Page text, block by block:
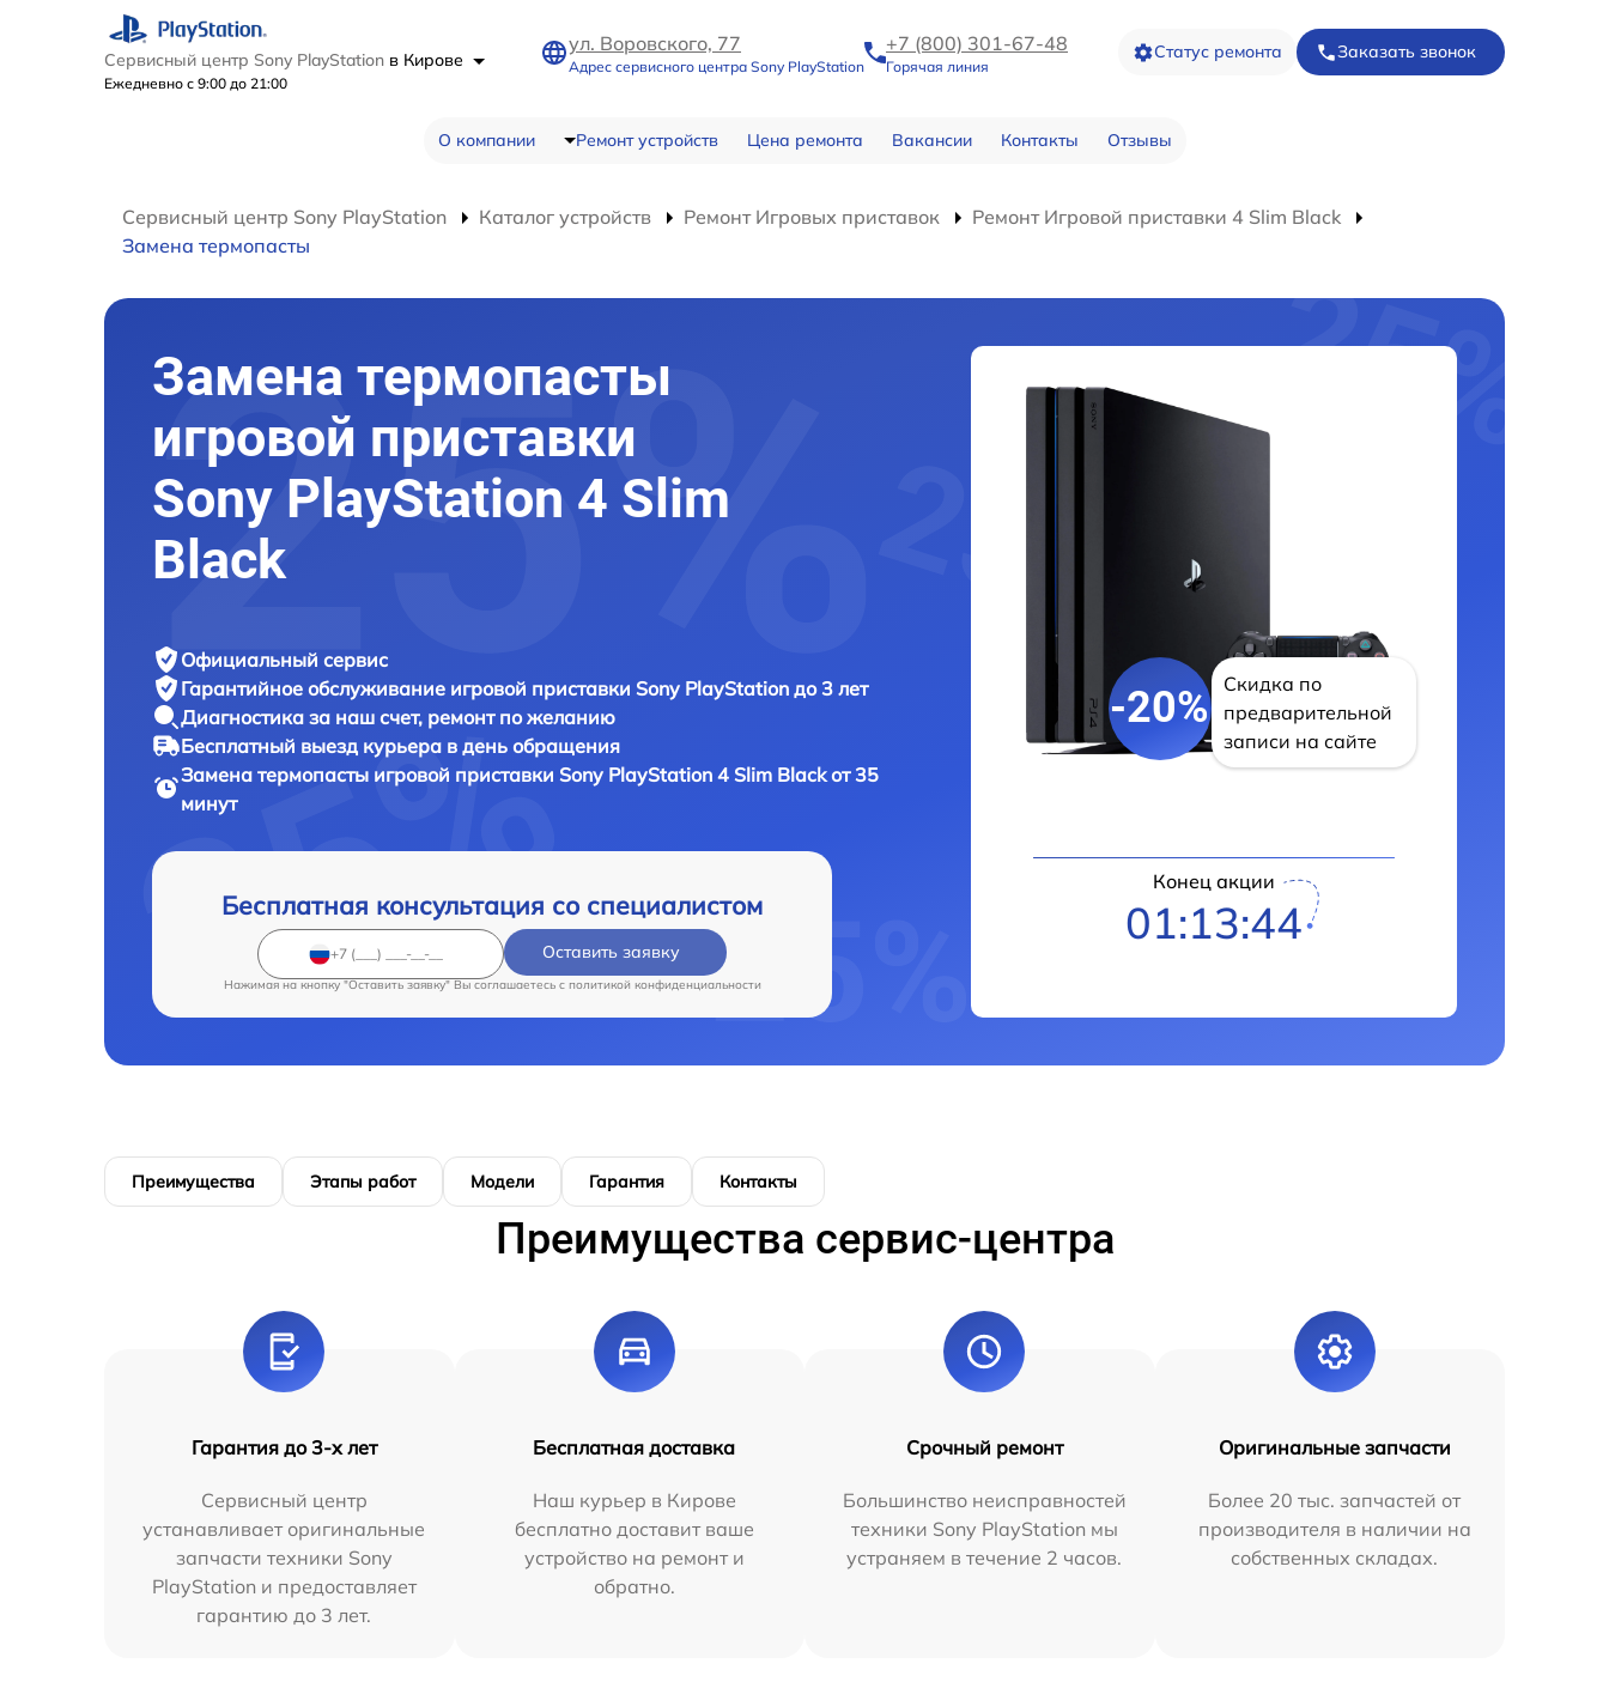
Сервисный центр Sony PlayStation в Кирове
Ежедневно с 9:00 до 21:00
ул. Воровского, 77
Адрес сервисного центра Sony PlayStation
+7 (800) 301-67-48
Горячая линия
Статус ремонта Заказать звонок
О компании Ремонт устройств Цена ремонта Вакансии Контакты Отзывы
Сервисный центр Sony PlayStation Каталог устройств Ремонт Игровых приставок
Ремонт Игровой приставки 4 Slim Black
Замена термопасты
Замена термопасты
игровой приставки
Sony PlayStation 4 Slim
Black
Официальный сервис
Гарантийное обслуживание игровой приставки Sony PlayStation до 3 лет
Диагностика за наш счет, ремонт по желанию
Бесплатный выезд курьера в день обращения
Замена термопасты игровой приставки Sony PlayStation 4 Slim Black от 35
минут
Бесплатная консультация со специалистом
Оставить заявку
Нажимая на кнопку "Оставить заявку" Вы соглашаетесь c политикой конфиденциальности
-20%
Скидка по
предварительной
записи на сайте
Конец акции
01:13:43
Преимущества Этапы работ Модели Гарантия Контакты
Преимущества сервис-центра
Гарантия до 3-х лет
Сервисный центр
устанавливает оригинальные
запчасти техники Sony
PlayStation и предоставляет
гарантию до 3 лет.
Бесплатная доставка
Наш курьер в Кирове
бесплатно доставит ваше
устройство на ремонт и
обратно.
Срочный ремонт
Большинство неисправностей
техники Sony PlayStation мы
устраняем в течение 2 часов.
Оригинальные запчасти
Более 20 тыс. запчастей от
производителя в наличии на
собственных складах.